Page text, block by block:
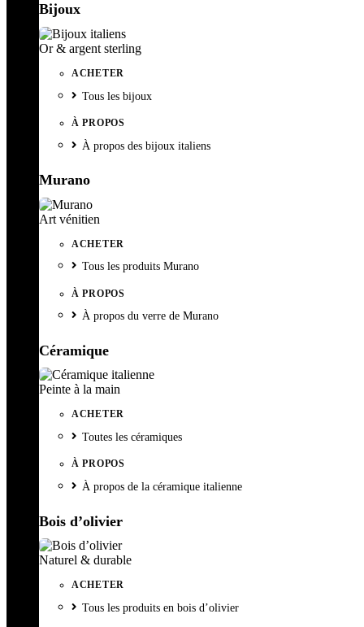
Bijoux
Or & argent sterling
ACHETER
Tous les bijoux
À PROPOS
À propos des bijoux italiens
Murano
Art vénitien
ACHETER
Tous les produits Murano
À PROPOS
À propos du verre de Murano
Céramique
Peinte à la main
ACHETER
Toutes les céramiques
À PROPOS
À propos de la céramique italienne
Bois d’olivier
Naturel & durable
ACHETER
Tous les produits en bois d’olivier